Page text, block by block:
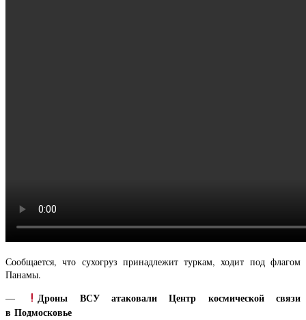
Сообщается, что сухогруз принадлежит туркам, ходит под флагом
Панамы.
—
Дроны ВСУ атаковали Центр космической связи
в Подмосковье